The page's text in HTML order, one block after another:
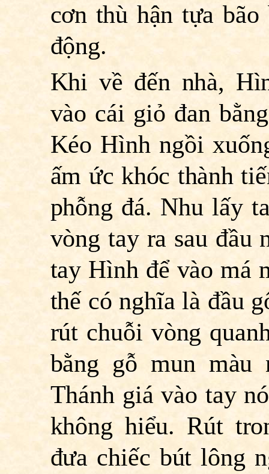
cơn thù hận tựa
động.
Khi về đến nhà,
vào cái giỏ đan
Kéo Hình ngồi
ấm ức khóc thành
phỗng đá. Nhu lấy
vòng tay ra sau đầu
tay Hình để vào má
thế có nghĩa là đầu
rút chuỗi vòng
bằng gỗ mun màu
Thánh giá vào tay
không hiểu. Rút
đưa chiếc bút lông